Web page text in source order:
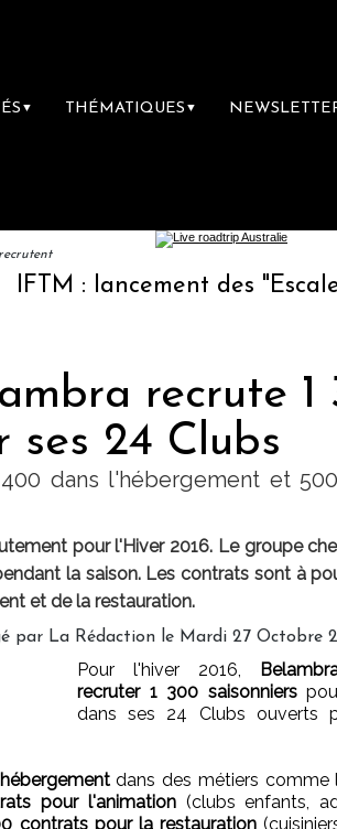
▼ THÉMATIQUES ▼
: lancement des "Escales
recrute 1
ses 24 Clubs
dans l'hébergement et
pour l'Hiver 2016. Le groupe
la saison. Les contrats sont à
et de la restauration.
par La Rédaction le Mardi 27 Octobre
Pour l'hiver 2016,
recruter 1 300 saisonniers
dans ses 24 Clubs ouverts
dans des métiers comme
pour l'animation(clubs enfants,
contrats pour la restauration